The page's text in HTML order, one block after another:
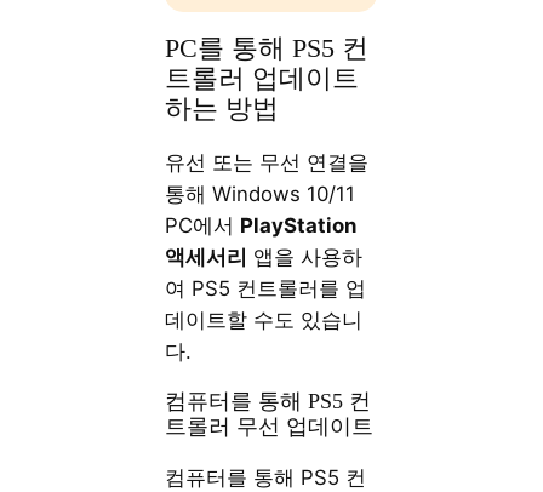
PC를 통해 PS5 컨
트롤러 업데이트
하는 방법
유선 또는 무선 연결을
통해 Windows 10/11
PC에서 PlayStation
액세서리 앱을 사용하
여 PS5 컨트롤러를 업
데이트할 수도 있습니
다.
컴퓨터를 통해 PS5 컨
트롤러 무선 업데이트
컴퓨터를 통해 PS5 컨